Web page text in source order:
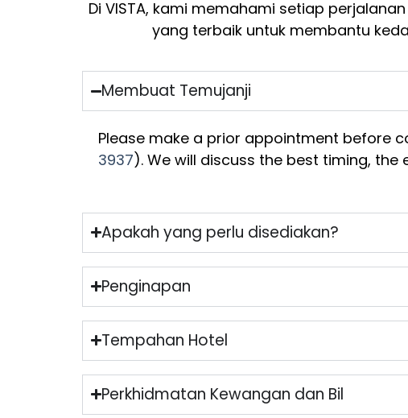
Di VISTA, kami memahami setiap
yang terbaik untuk membantu
Membuat Temujanji
Please make a prior appointment before
3937). We will discuss the best timing,
Apakah yang perlu disediakan?
Penginapan
Tempahan Hotel
Perkhidmatan Kewangan dan Bil